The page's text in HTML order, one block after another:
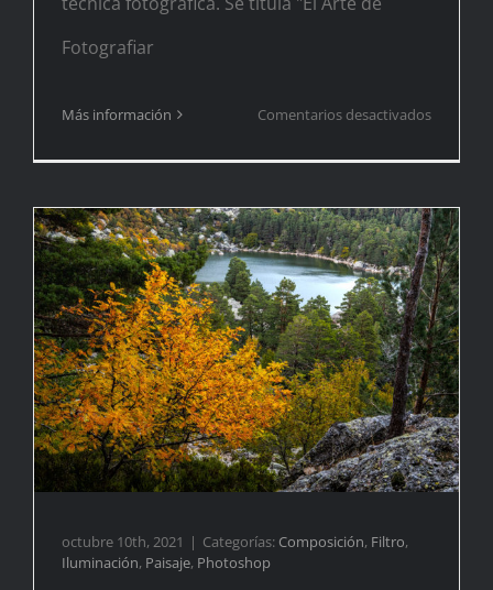
Fotografiar
Más información Comentarios desactivadosen
octubre 10th, 2021 | Categorías: Composición, Filtro,
Iluminación, Paisaje, Photoshop